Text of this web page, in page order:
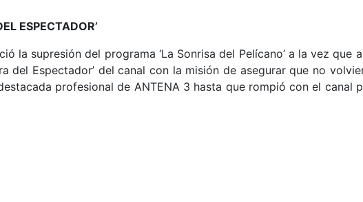
ESPECTADOR’
la supresión del programa ‘La Sonrisa del Pelícano’ a la vez que
del Espectador’ del canal con la misión de asegurar que no
profesional de ANTENA 3 hasta que rompió con el canal